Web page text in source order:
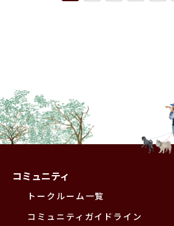
コミュニティ
トークルーム一覧
コミュニティガイドライン